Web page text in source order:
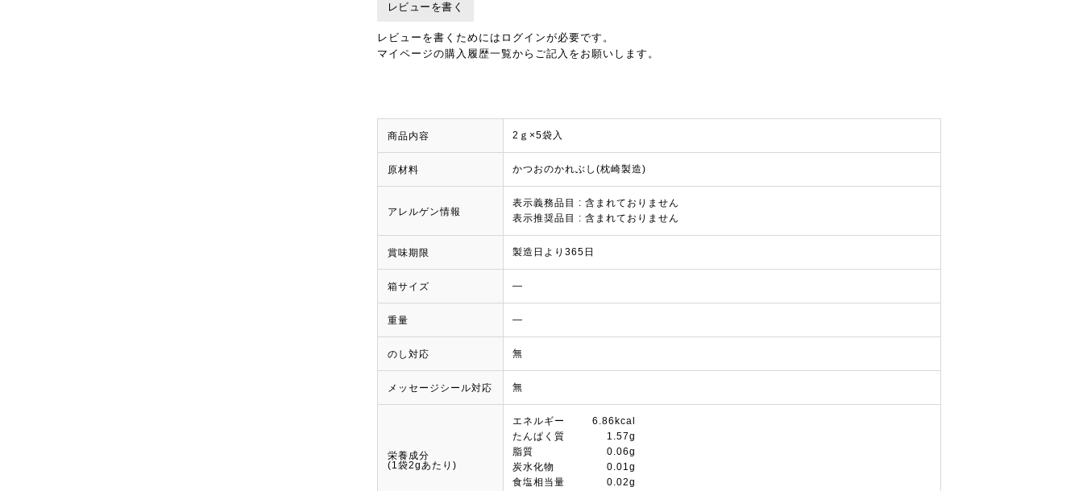
レビューを書く
レビューを書くためにはログインが必要です。
マイページの購入履歴一覧からご記入をお願いします。
商品内容 2ｇ×5袋入
原材料 かつおのかれぶし(枕崎製造)
アレルゲン情報
表示義務品目 : 含まれておりません
表示推奨品目 : 含まれておりません
賞味期限 製造日より365日
箱サイズ ―
重量 ―
のし対応 無
メッセージシール対応 無
栄養成分
(1袋2gあたり)
エネルギー 6.86kcal
たんぱく質 1.57g
脂質 0.06g
炭水化物 0.01g
食塩相当量 0.02g